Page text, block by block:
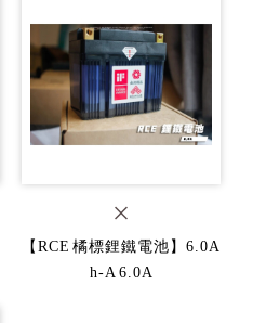
【RCE 橘標鋰鐵電池】6.0A
h-A 6.0A